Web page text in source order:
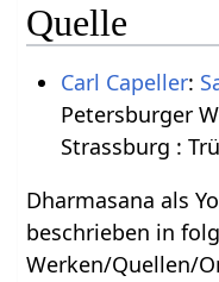
Quelle
Carl Capeller:
Petersburger
Strassburg :
Dharmasana als
beschrieben in
Werken/Quellen/